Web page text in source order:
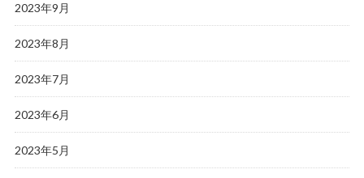
2023年9月
2023年8月
2023年7月
2023年6月
2023年5月